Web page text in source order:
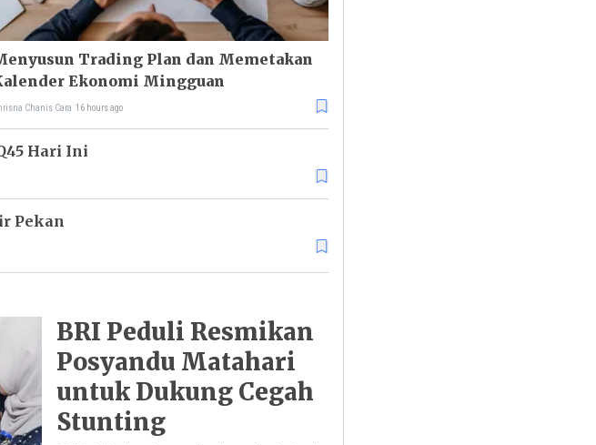
Trading Plan dan Memetakan
Ekonomi Mingguan
Chanis Cara 16 hours ago
Hari Ini
Pekan
BRI Peduli Resmikan
Posyandu Matahari
untuk Dukung Cegah
Stunting